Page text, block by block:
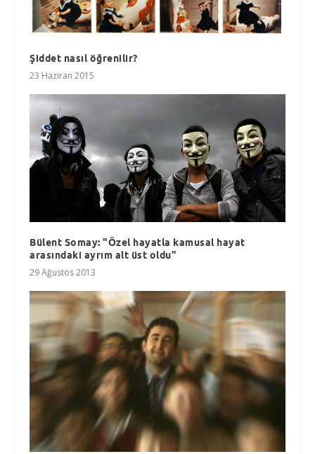
Şiddet nasıl öğrenilir?
23 Haziran 2015
Bülent Somay: "Özel hayatla kamusal hayat
arasındaki ayrım alt üst oldu"
29 Ağustos 2013